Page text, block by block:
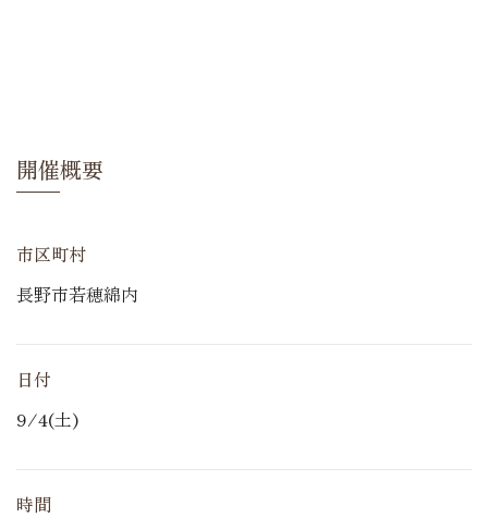
開催概要
市区町村
長野市若穂綿内
日付
9/4(土)
時間